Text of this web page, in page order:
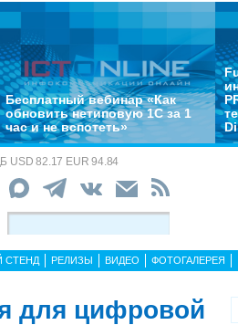
Бесплатный вебинар «Как
обновить нетиповую 1С за 1
час и не вспотеть»
USD 82.17 EUR 94.84
СТЕНД РЕЛИЗЫ ВИДЕО ФОТОГАЛЕРЕЯ
для цифровой